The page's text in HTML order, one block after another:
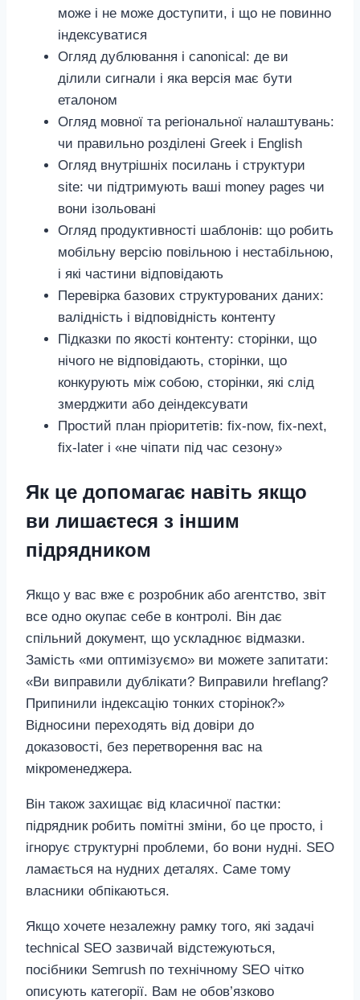
може і не може доступити, і що не повинно
індексуватися
Огляд дублювання і canonical: де ви
ділили сигнали і яка версія має бути
еталоном
Огляд мовної та регіональної налаштувань:
чи правильно розділені Greek і English
Огляд внутрішніх посилань і структури
site: чи підтримують ваші money pages чи
вони ізольовані
Огляд продуктивності шаблонів: що робить
мобільну версію повільною і нестабільною,
і які частини відповідають
Перевірка базових структурованих даних:
валідність і відповідність контенту
Підказки по якості контенту: сторінки, що
нічого не відповідають, сторінки, що
конкурують між собою, сторінки, які слід
змерджити або деіндексувати
Простий план пріоритетів: fix‑now, fix‑next,
fix‑later і «не чіпати під час сезону»
Як це допомагає навіть якщо
ви лишаєтеся з іншим
підрядником
Якщо у вас вже є розробник або агентство, звіт
все одно окупає себе в контролі. Він дає
спільний документ, що ускладнює відмазки.
Замість «ми оптимізуємо» ви можете запитати:
«Ви виправили дублікати? Виправили hreflang?
Припинили індексацію тонких сторінок?»
Відносини переходять від довіри до
доказовості, без перетворення вас на
мікроменеджера.
Він також захищає від класичної пастки:
підрядник робить помітні зміни, бо це просто, і
ігнорує структурні проблеми, бо вони нудні. SEO
ламається на нудних деталях. Саме тому
власники обпікаються.
Якщо хочете незалежну рамку того, які задачі
technical SEO зазвичай відстежуються,
посібники Semrush по технічному SEO чітко
описують категорії. Вам не обов’язково